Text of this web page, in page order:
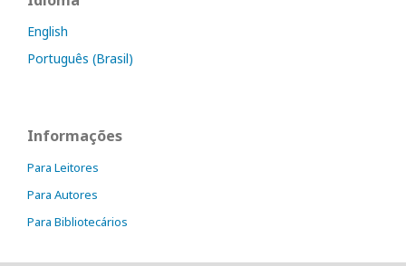
English
Português (Brasil)
Informações
Para Leitores
Para Autores
Para Bibliotecários